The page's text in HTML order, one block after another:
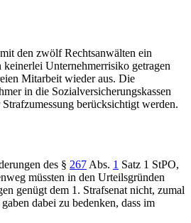
den zwölf Rechtsanwälten ein
Unternehmerrisiko getragen
Mitarbeit wieder aus. Die
in die Sozialversicherungskassen
berücksichtigt werden.
des § 267 Abs. 1 Satz 1 StPO,
müssten in den Urteilsgründen
genügt dem 1. Strafsenat nicht, zumal
dabei zu bedenken, dass im